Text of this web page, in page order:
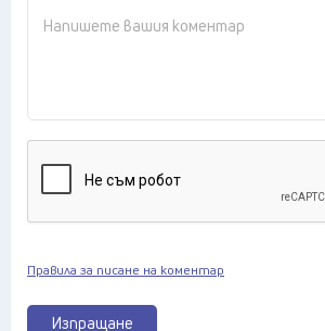
Изпращане
Правила за писане на коментар